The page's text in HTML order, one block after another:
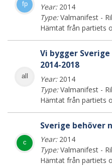
fp Year:2014
Type:Valmanifest -
Hämtat från partiets
all
Vi bygger
2014-2018
Year:2014
Type:Valmanifest -
Hämtat från partiets
c
Sverige behöver
Year:2014
Type:Valmanifest -
Hämtat från partiets